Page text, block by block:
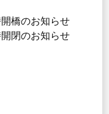
橋のお知らせ
閉のお知らせ